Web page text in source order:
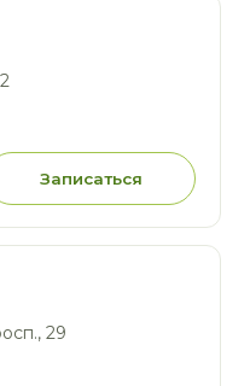
Записаться
29